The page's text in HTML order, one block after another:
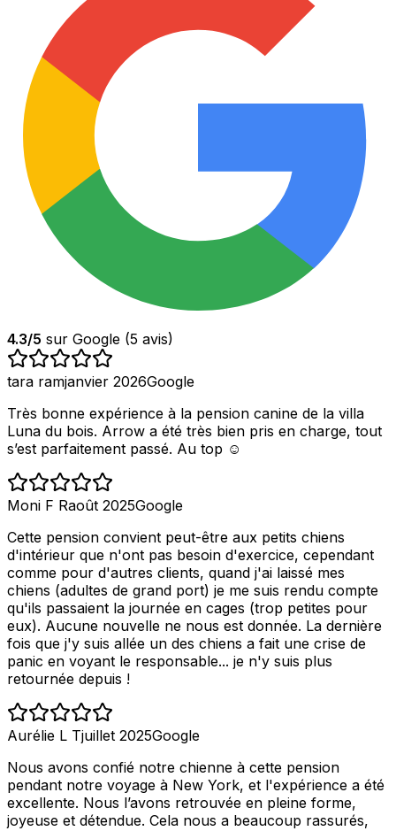
4.3/5 sur Google (5 avis)
tara ramjanvier 2026Google
Très bonne expérience à la pension canine de la villa
Luna du bois. Arrow a été très bien pris en charge, tout
s’est parfaitement passé. Au top ☺️
Moni F Raoût 2025Google
Cette pension convient peut-être aux petits chiens
d'intérieur que n'ont pas besoin d'exercice, cependant
comme pour d'autres clients, quand j'ai laissé mes
chiens (adultes de grand port) je me suis rendu compte
qu'ils passaient la journée en cages (trop petites pour
eux). Aucune nouvelle ne nous est donnée. La dernière
fois que j'y suis allée un des chiens a fait une crise de
panic en voyant le responsable... je n'y suis plus
retournée depuis !
Aurélie L Tjuillet 2025Google
Nous avons confié notre chienne à cette pension
pendant notre voyage à New York, et l'expérience a été
excellente. Nous l’avons retrouvée en pleine forme,
joyeuse et détendue. Cela nous a beaucoup rassurés,